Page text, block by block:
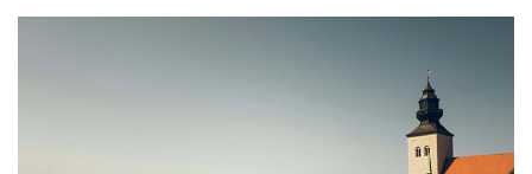
Arvsskiften